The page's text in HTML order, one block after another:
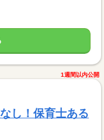
1週間以内公開
し！保育士ある